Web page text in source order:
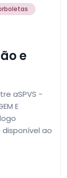
e
aSPVS -
E
ao